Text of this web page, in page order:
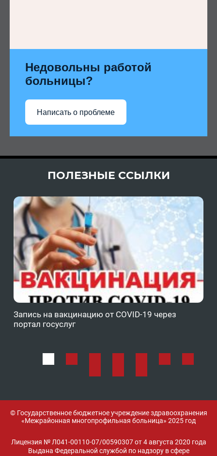
Недовольны работой
больницы?
Написать о проблеме
ПОЛЕЗНЫЕ ССЫЛКИ
Запись на вакцинацию от COVID-19 через
портал госуслуг
© Государственное бюджетное учреждение здравоохранения
«Межрайонная многопрофильная больница» 2025 год
Лицензия № Л041-00110-07/00590307 от 4 августа 2020 года
Выдана Федеральной службой по надзору в сфере